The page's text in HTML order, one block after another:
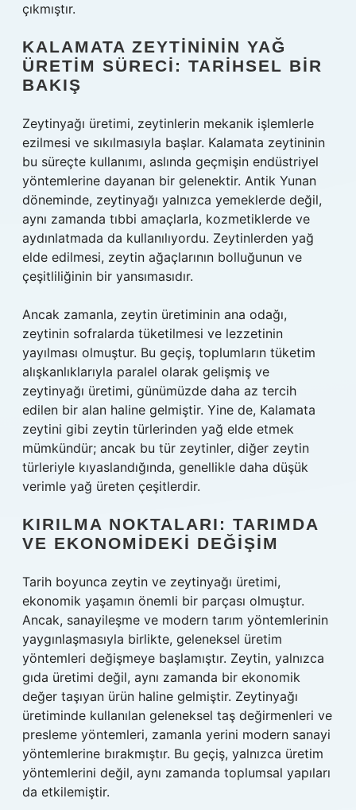
çıkmıştır.
KALAMATA ZEYTINININ YAĞ
ÜRETIM SÜRECI: TARIHSEL BIR
BAKIŞ
Zeytinyağı üretimi, zeytinlerin mekanik işlemlerle
ezilmesi ve sıkılmasıyla başlar. Kalamata zeytininin
bu süreçte kullanımı, aslında geçmişin endüstriyel
yöntemlerine dayanan bir gelenektir. Antik Yunan
döneminde, zeytinyağı yalnızca yemeklerde değil,
aynı zamanda tıbbi amaçlarla, kozmetiklerde ve
aydınlatmada da kullanılıyordu. Zeytinlerden yağ
elde edilmesi, zeytin ağaçlarının bolluğunun ve
çeşitliliğinin bir yansımasıdır.
Ancak zamanla, zeytin üretiminin ana odağı,
zeytinin sofralarda tüketilmesi ve lezzetinin
yayılması olmuştur. Bu geçiş, toplumların tüketim
alışkanlıklarıyla paralel olarak gelişmiş ve
zeytinyağı üretimi, günümüzde daha az tercih
edilen bir alan haline gelmiştir. Yine de, Kalamata
zeytini gibi zeytin türlerinden yağ elde etmek
mümkündür; ancak bu tür zeytinler, diğer zeytin
türleriyle kıyaslandığında, genellikle daha düşük
verimle yağ üreten çeşitlerdir.
KIRILMA NOKTALARI: TARIMDA
VE EKONOMIDEKI DEĞIŞIM
Tarih boyunca zeytin ve zeytinyağı üretimi,
ekonomik yaşamın önemli bir parçası olmuştur.
Ancak, sanayileşme ve modern tarım yöntemlerinin
yaygınlaşmasıyla birlikte, geleneksel üretim
yöntemleri değişmeye başlamıştır. Zeytin, yalnızca
gıda üretimi değil, aynı zamanda bir ekonomik
değer taşıyan ürün haline gelmiştir. Zeytinyağı
üretiminde kullanılan geleneksel taş değirmenleri ve
presleme yöntemleri, zamanla yerini modern sanayi
yöntemlerine bırakmıştır. Bu geçiş, yalnızca üretim
yöntemlerini değil, aynı zamanda toplumsal yapıları
da etkilemiştir.